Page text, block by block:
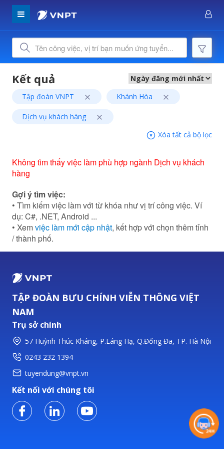
Tập đoàn VNPT Khánh Hòa
Dịch vụ khách hàng
Xóa tất cả bộ lọc
Không tìm thấy việc làm phù hợp ngành Dịch vụ khách
hàng
Gợi ý tìm việc:
• Tìm kiếm việc làm với từ khóa như vị trí công việc. Ví
dụ: C#, .NET, Android ...
• Xemviệc làm mới cập nhật, kết hợp với chọn thêm tỉnh
/ thành phố.
TẬP ĐOÀN BƯU CHÍNH VIỄN THÔNG VIỆT
NAM
Trụ sở chính
57 Huỳnh Thúc Kháng, P.Láng Hạ, Q.Đống Đa, TP. Hà Nội
0243 232 1394
tuyendung@vnpt.vn
Kết nối với chúng tôi